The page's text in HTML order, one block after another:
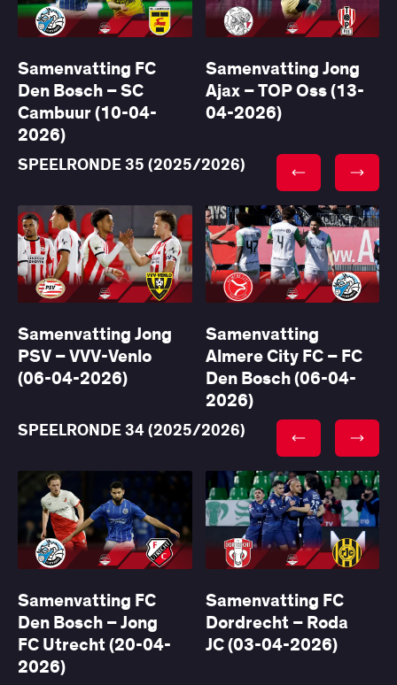
Samenvatting FC
Den Bosch – SC
Cambuur (10-04-
2026)
Samenvatting Jong
Ajax – TOP Oss (13-
04-2026)
SPEELRONDE 35 (2025/2026)
Samenvatting Jong
PSV – VVV-Venlo
(06-04-2026)
Samenvatting
Almere City FC – FC
Den Bosch (06-04-
2026)
SPEELRONDE 34 (2025/2026)
Samenvatting FC
Den Bosch – Jong
FC Utrecht (20-04-
2026)
Samenvatting FC
Dordrecht – Roda
JC (03-04-2026)